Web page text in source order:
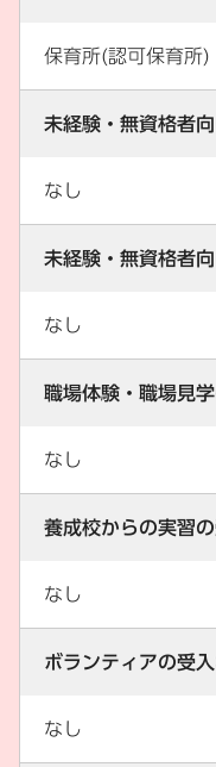
保育所(認可保育所)
未経験・無資格者
なし
未経験・無資格者
なし
職場体験・職場見
なし
養成校からの実習
なし
ボランティアの受入
なし